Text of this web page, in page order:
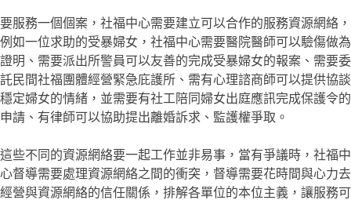
要服務一個個案，社福中心需要建立可以合作的服務資源網絡，
例如一位求助的受暴婦女，社福中心需要醫院醫師可以驗傷做為
證明、需要派出所警員可以友善的完成受暴婦女的報案、需要委
託民間社福團體經營緊急庇護所、需有心理諮商師可以提供協談
穩定婦女的情緒，並需要有社工陪同婦女出庭應訊完成保護令的
申請、有律師可以協助提出離婚訴求、監護權爭取。
這些不同的資源網絡要一起工作並非易事，當有爭議時，社福中
心督導需要處理資源網絡之間的衝突，督導需要花時間與心力去
經營與資源網絡的信任關係，排解各單位的本位主義，讓服務可